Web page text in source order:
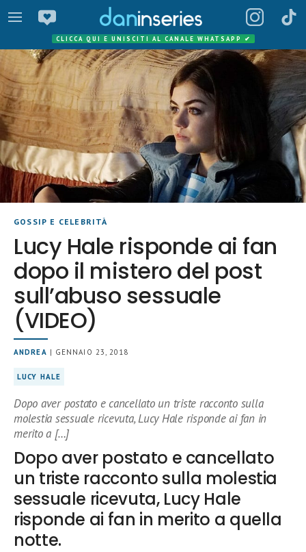
CLICCA QUI E UNISCITI AL CANALE WHATSAPP ✔
GOSSIP E CELEBRITÀ
Lucy Hale risponde ai fan
dopo il mistero del post
sull’abuso sessuale
(VIDEO)
ANDREA | GENNAIO 23, 2018
LUCY HALE
Dopo aver postato e cancellato un triste racconto sulla
molestia sessuale ricevuta, Lucy Hale risponde ai fan in
merito a […]
Dopo aver postato e cancellato
un triste racconto sulla molestia
sessuale ricevuta, Lucy Hale
risponde ai fan in merito a quella
notte.